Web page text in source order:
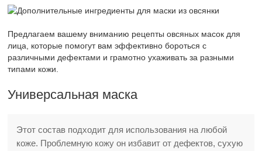
Предлагаем вашему вниманию рецепты овсяных масок для
лица, которые помогут вам эффективно бороться с
различными дефектами и грамотно ухаживать за разными
типами кожи.
Универсальная маска
Этот состав подходит для использования на любой
коже. Проблемную кожу он избавит от дефектов, сухую